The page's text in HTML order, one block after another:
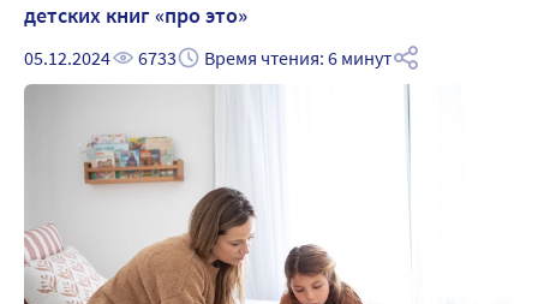
детских книг «про это»
05.12.2024 6733 Время чтения: 6 минут